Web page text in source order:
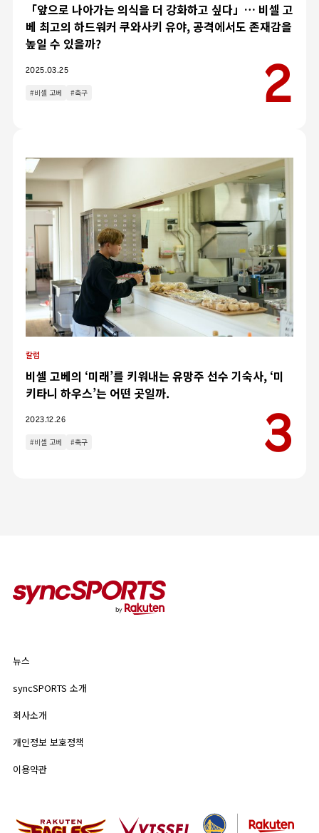
카테고리
인터뷰
기업 정보
개인정보 보호정책
이용약관
「앞으로 나아가는 의식을 더 강화하고 싶다」… 비셀 고
베 최고의 하드워커 쿠와사키 유야, 공격에서도 존재감을
높일 수 있을까?
2025.03.25
#비셀 고베 #축구
칼럼
비셀 고베의 ‘미래’를 키워내는 유망주 선수 기숙사, ‘미
키타니 하우스’는 어떤 곳일까.
2023.12.26
#비셀 고베 #축구
모든 태그
#이토 유키야
#Rakuten SPORTS ZONE
#야구장 맥주걸
뉴스
syncSPORTS 소개
회사소개
개인정보 보호정책
이용약관